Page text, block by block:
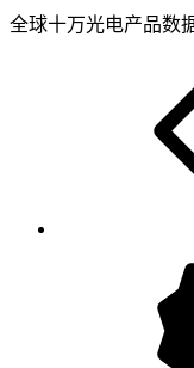
全球十万光电产品数